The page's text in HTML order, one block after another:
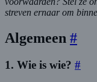
streven ernaar om
Algemeen #
1. Wie is wie? #